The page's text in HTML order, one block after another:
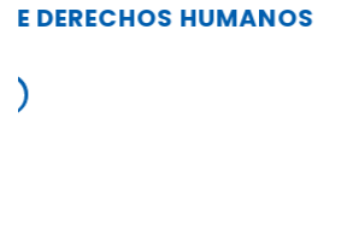
DERECHOS HUMANOS
MANIFESTACIONES
EN ALGUNAS